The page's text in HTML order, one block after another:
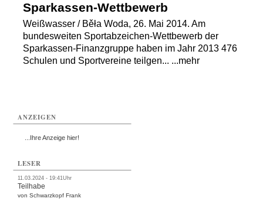
Sparkassen-Wettbewerb
Weißwasser / Běła Woda, 26. Mai 2014. Am
bundesweiten Sportabzeichen-Wettbewerb der
Sparkassen-Finanzgruppe haben im Jahr 2013 476
Schulen und Sportvereine teilgen... ...mehr
ANZEIGEN
...Ihre Anzeige hier!
LESER
11.03.2024 - 19:41Uhr
Teilhabe
von Schwarzkopf Frank